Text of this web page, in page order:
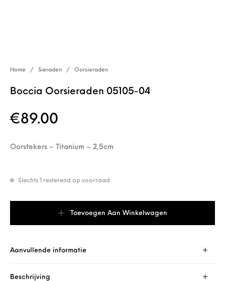
Home / Sieraden / Oorsieraden
Boccia Oorsieraden 05105-04
€89.00
Oorstekers – Titanium – 2,5cm
Slechts 1 resterend op voorraad
Toevoegen Aan Winkelwagen
Aanvullende informatie
Beschrijving